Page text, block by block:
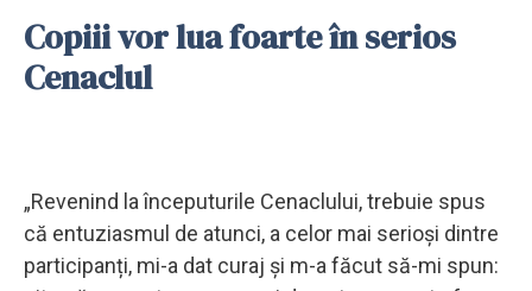
Copiii vor lua foarte în serios
Cenaclul
„Revenind la începuturile Cenaclului, trebuie spus
că entuziasmul de atunci, a celor mai serioși dintre
participanți, mi-a dat curaj și m-a făcut să-mi spun: